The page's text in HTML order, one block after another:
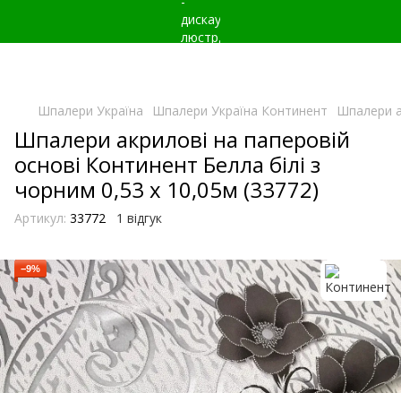
Шпалери Україна Шпалери Україна Континент Шпалери
Шпалери акрилові на паперовій
основі Континент Белла білі з
чорним 0,53 х 10,05м (33772)
Артикул: 33772 1 відгук
−9%